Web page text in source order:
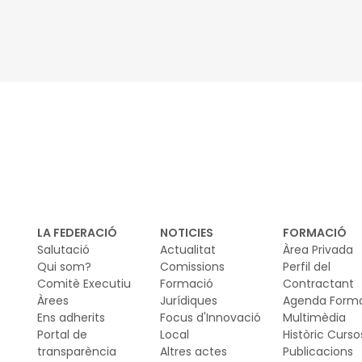
LA FEDERACIÓ
Salutació
Qui som?
Comitè Executiu
Àrees
Ens adherits
Portal de
transparència
NOTICIES
Actualitat
Comissions
Formació
Jurídiques
Focus d'Innovació
Local
Altres actes
FORMACIÓ
Àrea Privada
Perfil del
Contractant
Agenda
Multimèdia
Històric
Publicacions